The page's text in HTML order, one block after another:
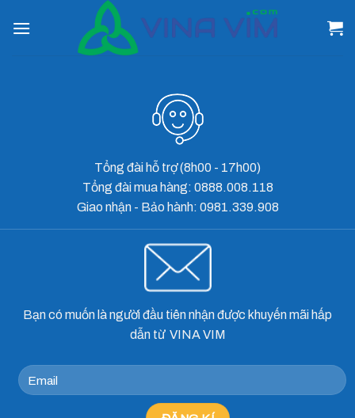
Tổng đài hỗ trợ (8h00 - 17h00)
Tổng đài mua hàng: 0888.008.118
Giao nhận - Bảo hành: 0981.339.908
Bạn có muốn là người đầu tiên nhận được khuyến mãi hấp
dẫn từ VINA VIM